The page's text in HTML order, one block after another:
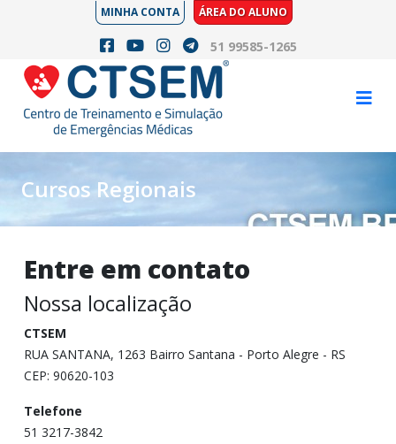
MINHA CONTA ÁREA DO ALUNO
51 99585-1265
Cursos Regionais
Entre em contato
Nossa localização
CTSEM
RUA SANTANA, 1263 Bairro Santana - Porto Alegre - RS
CEP: 90620-103
Telefone
51 3217-3842